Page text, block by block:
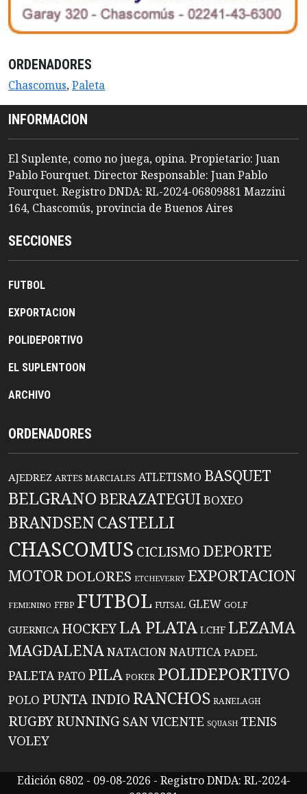
ORDENADORES
Chascomus,Paleta
INFORMACION
El Suplente, como no juega, opina. Propietario: Juan
Pablo Fourquet. Director Responsable: Juan Pablo
Fourquet. Registro DNDA: RL-2024-06809881 Mazzini
164, Chascomús, provincia de Buenos Aires
SECCIONES
FUTBOL
EXPORTACION
POLIDEPORTIVO
EL SUPLENTOON
ARCHIVO
ORDENADORES
AJEDREZ ARTES MARCIALES ATLETISMO BASQUET
BELGRANO BERAZATEGUIBOXEO
BRANDSENCASTELLI
CHASCOMUS CICLISMO DEPORTE
MOTORDOLORES ETCHEVERRY EXPORTACION
FEMENINO FFBP FUTBOL FUTSAL GLEW GOLF
GUERNICA HOCKEYLA PLATA LCHF LEZAMA
MAGDALENANATACIONNAUTICA PADEL
PALETAPATO PILA POKER POLIDEPORTIVO
POLO PUNTA INDIO RANCHOS RANELAGH
RUGBYRUNNING SAN VICENTE SQUASH TENIS
VOLEY
Edición 6802 - 09-08-2026 - Registro DNDA: RL-2024-